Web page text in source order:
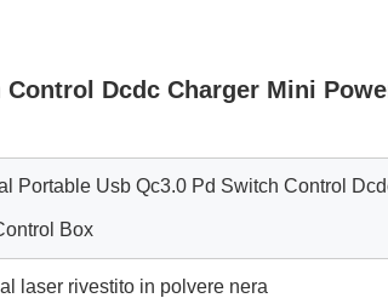
Control Dcdc Charger Mini
Portable Usb Qc3.0 Pd Switch Control
Box
laser rivestito in polvere nera